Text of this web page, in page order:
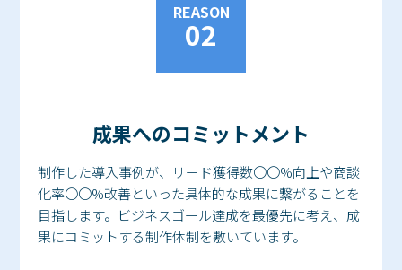
REASON
02
成果へのコミットメント
制作した導入事例が、リード獲得数〇〇%向上や商談
化率〇〇%改善といった具体的な成果に繋がることを
目指します。ビジネスゴール達成を最優先に考え、成
果にコミットする制作体制を敷いています。